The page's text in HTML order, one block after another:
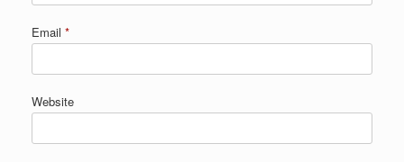
Email *
Website